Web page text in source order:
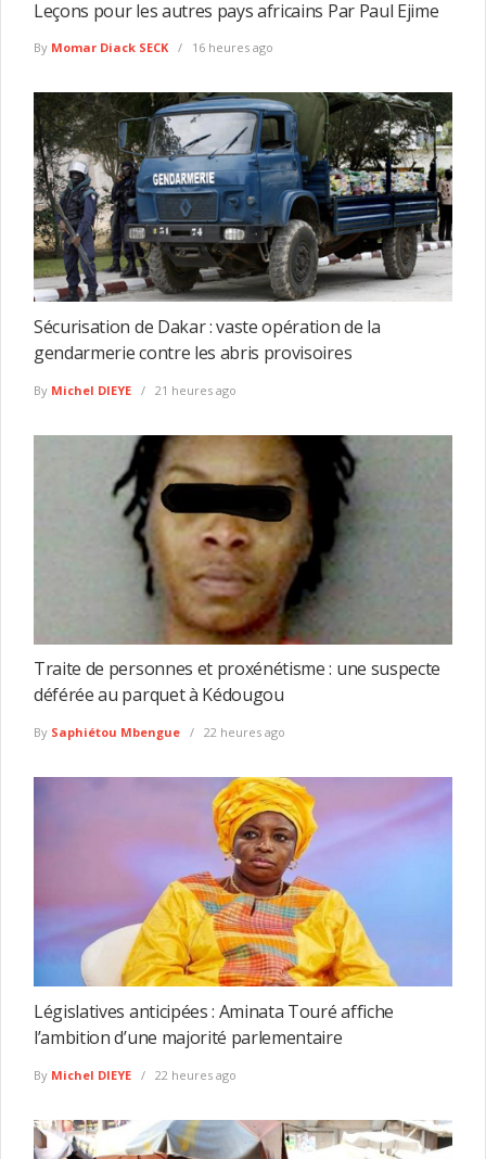
Leçons pour les autres pays africains Par Paul Ejime
By Momar Diack SECK 16 heures ago
Sécurisation de Dakar : vaste opération de la
gendarmerie contre les abris provisoires
By Michel DIEYE 21 heures ago
Traite de personnes et proxénétisme : une suspecte
déférée au parquet à Kédougou
By Saphiétou Mbengue 22 heures ago
Législatives anticipées : Aminata Touré affiche
l’ambition d’une majorité parlementaire
By Michel DIEYE 22 heures ago